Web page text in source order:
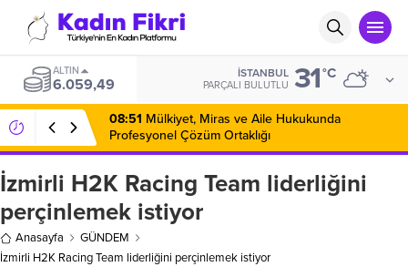
ALTIN
6.059,49
İSTANBUL
PARÇALI BULUTLU 31°C
08:51 Mülkiyet, Miras ve Aile Hukukunda
Profesyonel Çözüm Ortaklığı
İzmirli H2K Racing Team liderliğini
perçinlemek istiyor
Anasayfa
GÜNDEM
İzmirli H2K Racing Team liderliğini perçinlemek istiyor